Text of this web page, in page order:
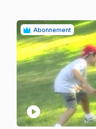
Abonnement
play_circle